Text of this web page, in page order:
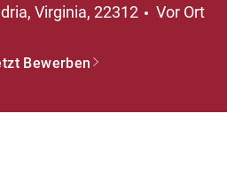
Virginia, 22312 Vor Ort
Bewerben